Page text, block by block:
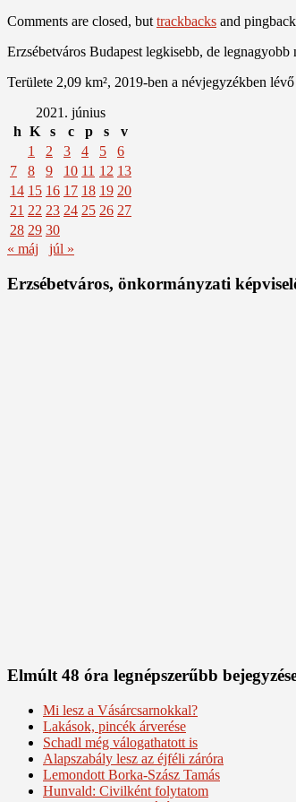
Comments are closed, but trackbacks and
Erzsébetváros Budapest legkisebb, de
Területe 2,09 km², 2019-ben a névjegyzékben
2021. június
h K s c p s
v
1
2 3 4 5
6
7
8 9 10 11 12 13
14 15 16 17 18 19 20
21 22 23 24 25 26 27
28 29 30
« máj
júl »
Erzsébetváros, önkormányzati
Elmúlt 48 óra legnépszerűbb
Mi lesz a Vásárcsarnokkal?
Lakások, pincék árverése
Schadl még válogathatott is
Alapszabály lesz az éjféli záróra
Lemondott Borka-Szász Tamás
Hunvald: Civilként folytatom